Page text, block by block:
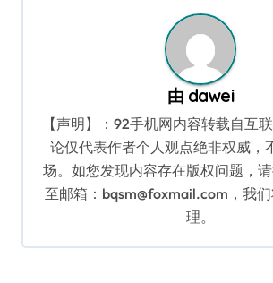
由 dawei
【声明】：92手机网内容转载自互
论仅代表作者个人观点绝非权威，
场。如您发现内容存在版权问题，
至邮箱：bqsm@foxmail.com，我
理。